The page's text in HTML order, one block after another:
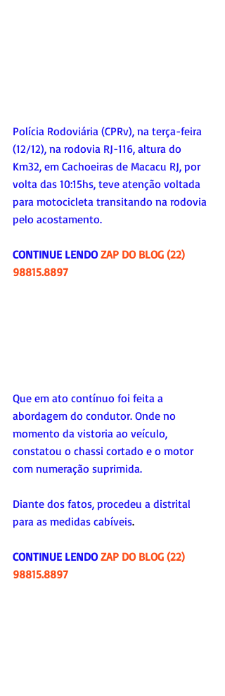
Polícia Rodoviária (CPRv), na terça-feira
(12/12), na rodovia RJ-116, altura do
Km32, em Cachoeiras de Macacu RJ, por
volta das 10:15hs, teve atenção voltada
para motocicleta transitando na rodovia
pelo acostamento.
CONTINUE LENDO ZAP DO BLOG (22)
98815.8897
Que em ato contínuo foi feita a
abordagem do condutor. Onde no
momento da vistoria ao veículo,
constatou o chassi cortado e o motor
com numeração suprimida.
Diante dos fatos, procedeu a distrital
para as medidas cabíveis.
CONTINUE LENDO ZAP DO BLOG (22)
98815.8897